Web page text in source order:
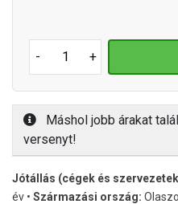
- +
Máshol jobb árakat
versenyt!
Jótállás (cégek és
év • Származási ország: